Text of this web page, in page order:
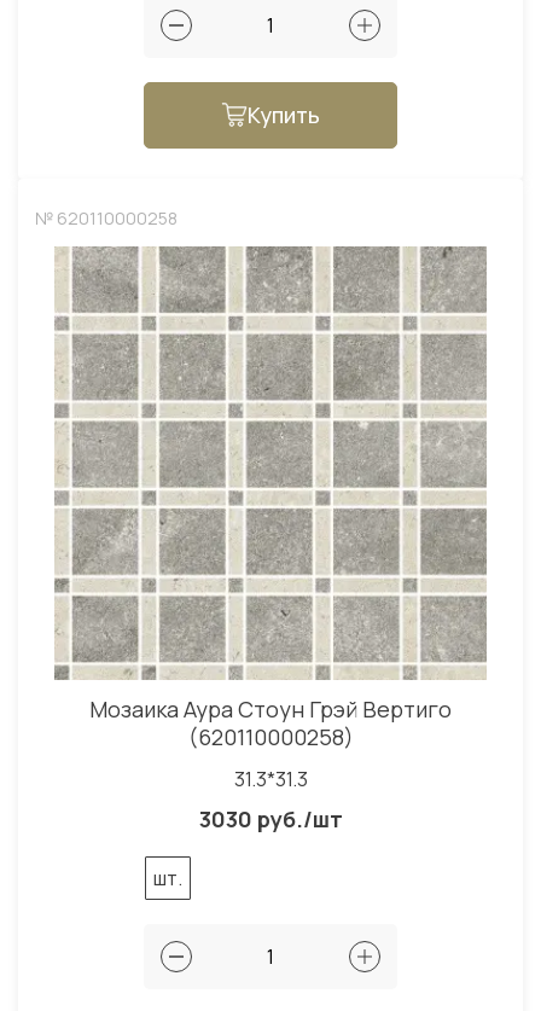
Купить
№ 620110000258
Мозаика Аура Стоун Грэй Вертиго
(620110000258)
31.3*31.3
3030 руб./шт
шт.